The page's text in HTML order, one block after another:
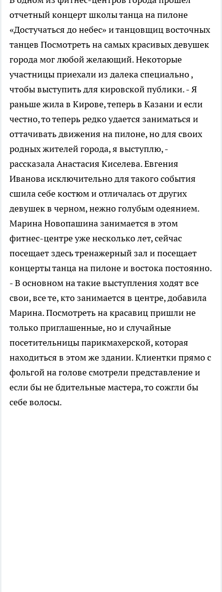
отчетный концерт школы танца на пилоне
«Достучаться до небес» и танцовщиц восточных
танцев Посмотреть на самых красивых девушек
города мог любой желающий. Некоторые
участницы приехали из далека специально ,
чтобы выступить для кировской публики. - Я
раньше жила в Кирове, теперь в Казани и если
честно, то теперь редко удается заниматься и
оттачивать движения на пилоне, но для своих
родных жителей города, я выступлю, -
рассказала Анастасия Киселева. Евгения
Иванова исключительно для такого события
сшила себе костюм и отличалась от других
девушек в черном, нежно голубым одеянием.
Марина Новопашина занимается в этом
фитнес-центре уже несколько лет, сейчас
посещает здесь тренажерный зал и посещает
концерты танца на пилоне и востока постоянно.
- В основном на такие выступления ходят все
свои, все те, кто занимается в центре, добавила
Марина. Посмотреть на красавиц пришли не
только приглашенные, но и случайные
посетительницы парикмахерской, которая
находиться в этом же здании. Клиентки прямо с
фольгой на голове смотрели представление и
если бы не бдительные мастера, то сожгли бы
себе волосы.